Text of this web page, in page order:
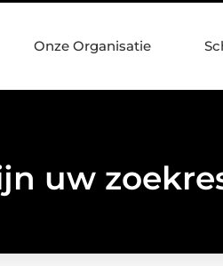
Onze Organisatie
uw